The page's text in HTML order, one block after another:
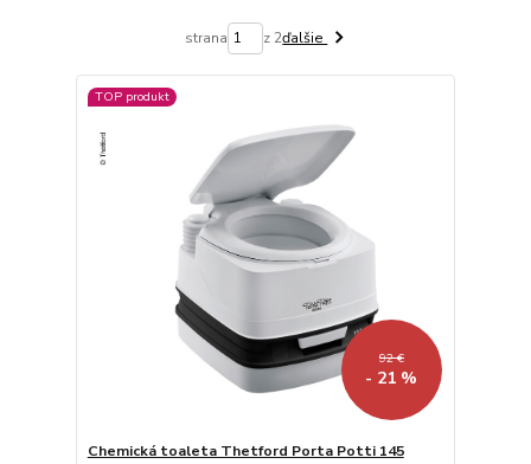
strana z 2ďalšie
TOP produkt
92 €
- 21 %
Chemická toaleta Thetford Porta Potti 145